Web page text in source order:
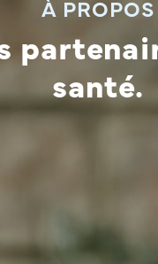
À PROPOS
santé.